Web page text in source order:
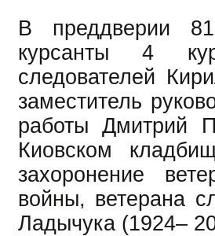
В преддверии
курсанты 4
следователей
заместитель
работы Дмитрий
Киовском
захоронение
войны, ветерана
Ладычука (1924–